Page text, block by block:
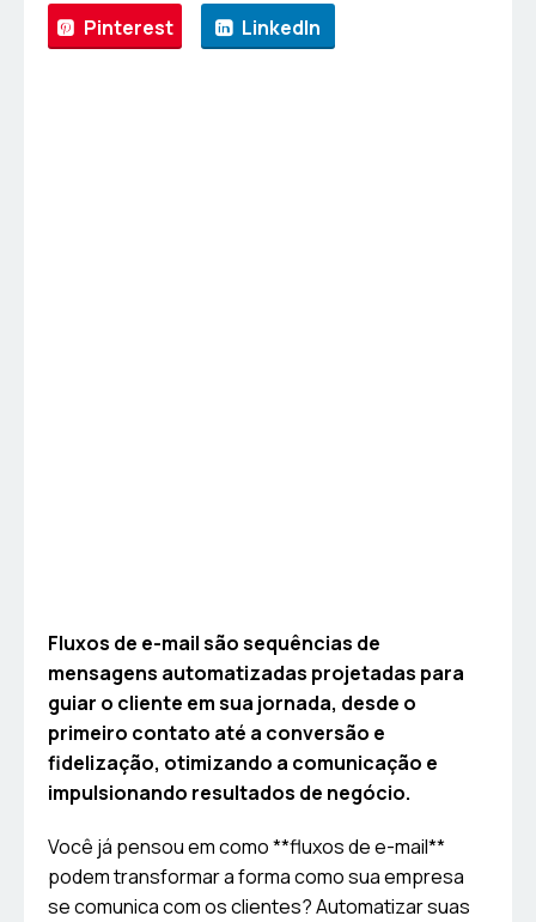
Pinterest LinkedIn
Fluxos de e-mail são sequências de
mensagens automatizadas projetadas para
guiar o cliente em sua jornada, desde o
primeiro contato até a conversão e
fidelização, otimizando a comunicação e
impulsionando resultados de negócio.
Você já pensou em como **fluxos de e-mail**
podem transformar a forma como sua empresa
se comunica com os clientes? Automatizar suas